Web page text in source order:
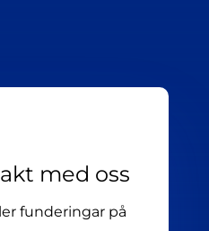
med oss
funderingar på